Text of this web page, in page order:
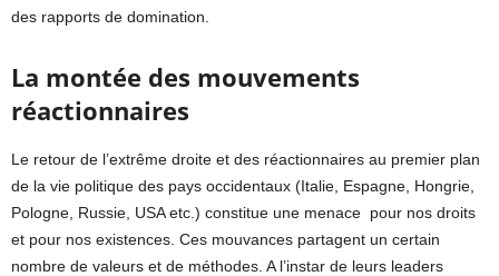
des rapports de domination.
La montée des mouvements
réactionnaires
Le retour de l’extrême droite et des réactionnaires au premier plan
de la vie politique des pays occidentaux (Italie, Espagne, Hongrie,
Pologne, Russie, USA etc.) constitue une menace pour nos droits
et pour nos existences. Ces mouvances partagent un certain
nombre de valeurs et de méthodes. A l’instar de leurs leaders